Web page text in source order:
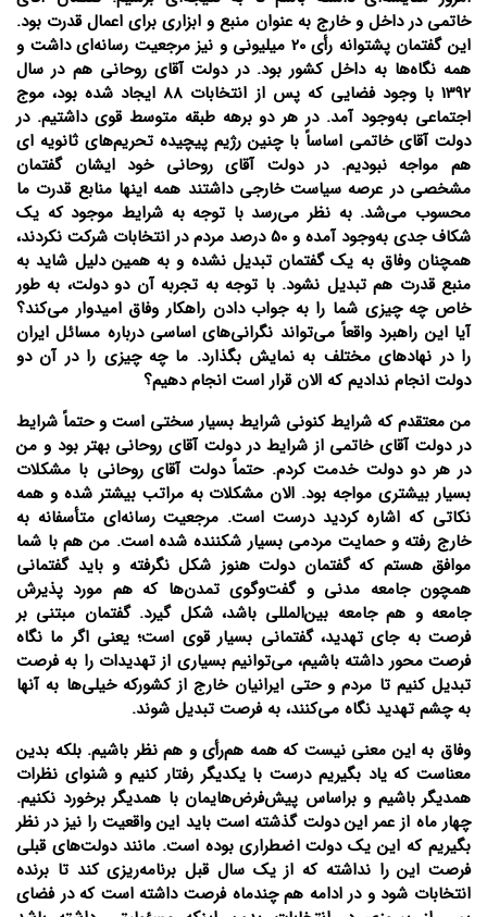
خاتمی در داخل و خارج به عنوان منبع و ابزاری برای اعمال قدرت بود.
این گفتمان پشتوانه رأی 20 میلیونی و نیز مرجعیت رسانه‌ای داشت و
همه نگاه‌ها به داخل کشور بود. در دولت آقای روحانی هم در سال
1392 با وجود فضایی که پس از انتخابات 88 ایجاد شده بود، موج
اجتماعی به‌وجود آمد. در هر دو برهه طبقه متوسط قوی داشتیم. در
دولت آقای خاتمی اساساً با چنین رژیم پیچیده تحریم‌های ثانویه ای
هم مواجه نبودیم. در دولت آقای روحانی خود ایشان گفتمان
مشخصی در عرصه سیاست خارجی داشتند همه اینها منابع قدرت ما
محسوب می‌شد. به نظر می‌رسد با توجه به شرایط موجود که یک
شکاف جدی به‌وجود آمده و 50 درصد مردم در انتخابات شرکت نکردند،
همچنان وفاق به یک گفتمان تبدیل نشده و به همین دلیل شاید به
منبع قدرت هم تبدیل نشود. با توجه به تجربه آن دو دولت، به طور
خاص چه چیزی شما را به جواب دادن راهکار وفاق امیدوار می‌کند؟
آیا این راهبرد واقعاً می‌تواند نگرانی‌های اساسی درباره مسائل ایران
را در نهادهای مختلف به نمایش بگذارد. ما چه چیزی را در آن دو
دولت انجام ندادیم که الان قرار است انجام دهیم؟
من معتقدم که شرایط کنونی شرایط بسیار سختی است و حتماً شرایط
در دولت آقای خاتمی از شرایط در دولت آقای روحانی بهتر بود و من
در هر دو دولت خدمت کردم. حتماً دولت آقای روحانی با مشکلات
بسیار بیشتری مواجه بود. الان مشکلات به مراتب بیشتر شده و همه
نکاتی که اشاره کردید درست است. مرجعیت رسانه‌ای متأسفانه به
خارج رفته و حمایت مردمی بسیار شکننده شده است. من هم با شما
موافق هستم که گفتمان دولت هنوز شکل نگرفته و باید گفتمانی
همچون جامعه مدنی و گفت‌و‌گوی تمدن‌ها که هم مورد پذیرش
جامعه و هم جامعه بین‌المللی باشد، شکل گیرد. گفتمان مبتنی بر
فرصت به جای تهدید، گفتمانی بسیار قوی است؛ یعنی اگر ما نگاه
فرصت محور داشته باشیم، می‌توانیم بسیاری از تهدیدات را به فرصت
تبدیل کنیم تا مردم و حتی ایرانیان خارج از کشورکه خیلی‌ها به آنها
به چشم تهدید نگاه می‌کنند، به فرصت تبدیل شوند.
وفاق به این معنی نیست که همه هم‌رأی و هم نظر باشیم. بلکه بدین
معناست که یاد بگیریم درست با یکدیگر رفتار کنیم و شنوای نظرات
همدیگر باشیم و براساس پیش‌فرض‌هایمان با همدیگر برخورد نکنیم.
چهار ماه از عمر این دولت گذشته است باید این واقعیت را نیز در نظر
بگیریم که این یک دولت اضطراری بوده است. مانند دولت‌های قبلی
فرصت این را نداشته که از یک سال قبل برنامه‌ریزی کند تا برنده
انتخابات شود و در ادامه هم چندماه فرصت داشته است که در فضای